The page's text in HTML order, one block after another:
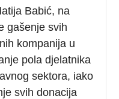
Babić, na
gašenje svih
kompanija u
pola djelatnika
sektora, iako
svih donacija